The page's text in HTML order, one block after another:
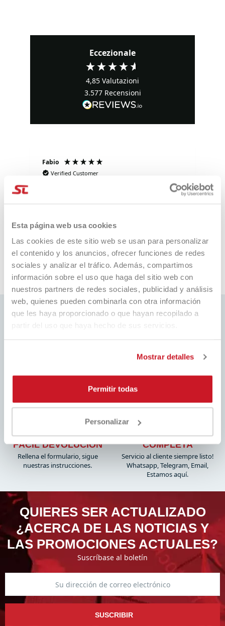
Esta página web usa cookies
Las cookies de este sitio web se usan para personalizar
el contenido y los anuncios, ofrecer funciones de redes
sociales y analizar el tráfico. Además, compartimos
información sobre el uso que haga del sitio web con
nuestros partners de redes sociales, publicidad y análisis
web, quienes pueden combinarla con otra información
que les haya proporcionado o que hayan recopilado a
partir del uso que haya hecho de sus servicios.
Mostrar detalles
Permitir todas
Personalizar
Eccezionale
4,85 Valutazioni
3.577 Recensioni
Fabio
Verified Customer
Negozio raccomandato al 💯: comprato
ieri uno zaino è arrivato il giorno dopo. I
gentili e disponibilissimi. Grazie mille.
Pausa
con seguimiento
Siempre los mejores precios del
FÁCIL DEVOLUCIÓN
Rellena el formulario, sigue
nuestras instrucciones.
ASISTENCIA
COMPLETA
Servicio al cliente siempre listo!
Whatsapp, Telegram, Email,
Estamos aquí.
QUIERES SER ACTUALIZADO
¿ACERCA DE LAS NOTICIAS Y
LAS PROMOCIONES ACTUALES?
Suscríbase al boletín
SUSCRIBIR